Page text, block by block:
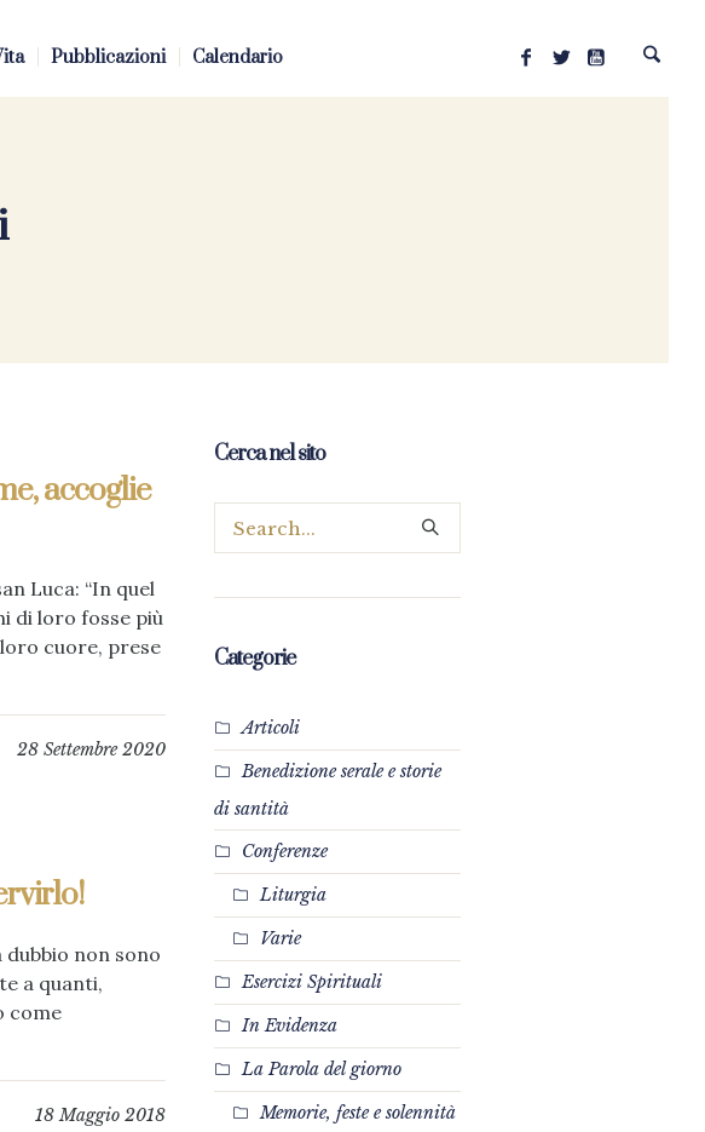
Pubblicazioni Calendario
accoglie
Luca: “In quel
di loro fosse più
cuore, prese
28 Settembre 2020
dubbio non sono
a quanti,
come
18 Maggio 2018
Cerca nel sito
Categorie
Articoli
Benedizione serale e storie
di santità
Conferenze
Liturgia
Varie
Esercizi Spirituali
In Evidenza
La Parola del giorno
Memorie, feste e solennità